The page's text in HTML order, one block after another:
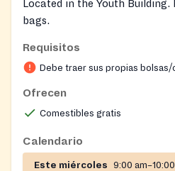
Located in the Youth
bags.
Requisitos
Debe traer sus propias bolsas/
Ofrecen
Comestibles gratis
Calendario
Este miércoles 9:00